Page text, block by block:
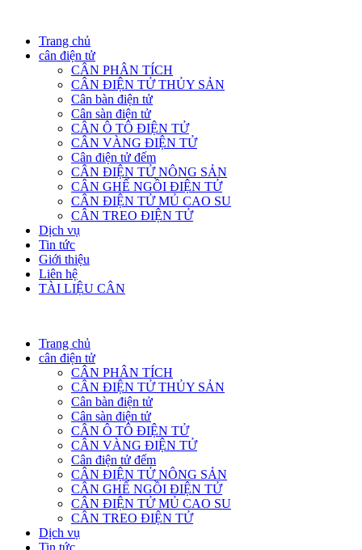
Trang chủ
cân điện tử
CÂN PHÂN TÍCH
CÂN ĐIỆN TỬ THỦY SẢN
Cân bàn điện tử
Cân sàn điện tử
CÂN Ô TÔ ĐIỆN TỬ
CÂN VÀNG ĐIỆN TỬ
Cân điện tử đếm
CÂN ĐIỆN TỬ NÔNG SẢN
CÂN GHẾ NGỒI ĐIỆN TỬ
CÂN ĐIỆN TỬ MỦ CAO SU
CÂN TREO ĐIỆN TỬ
Dịch vụ
Tin tức
Giới thiệu
Liên hệ
TÀI LIỆU CÂN
Trang chủ
cân điện tử
CÂN PHÂN TÍCH
CÂN ĐIỆN TỬ THỦY SẢN
Cân bàn điện tử
Cân sàn điện tử
CÂN Ô TÔ ĐIỆN TỬ
CÂN VÀNG ĐIỆN TỬ
Cân điện tử đếm
CÂN ĐIỆN TỬ NÔNG SẢN
CÂN GHẾ NGỒI ĐIỆN TỬ
CÂN ĐIỆN TỬ MỦ CAO SU
CÂN TREO ĐIỆN TỬ
Dịch vụ
Tin tức